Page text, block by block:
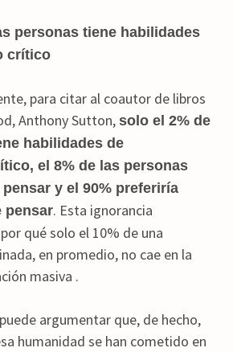
personas tiene habilidades
crítico
para citar al coautor de libros
Anthony Sutton, solo el 2% de
habilidades de
el 8% de las personas
y el 90% preferiría
pensar. Esta ignorancia
qué solo el 10% de una
en promedio, no cae en la
masiva .
argumentar que, de hecho,
humanidad se han cometido en